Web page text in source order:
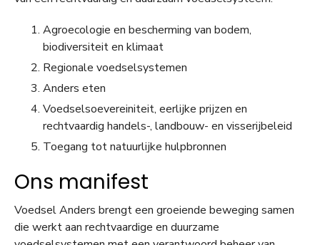
Agroecologie en bescherming van bodem,
biodiversiteit en klimaat
Regionale voedselsystemen
Anders eten
Voedselsoevereiniteit, eerlijke prijzen en
rechtvaardig handels-, landbouw- en visserijbeleid
Toegang tot natuurlijke hulpbronnen
Ons manifest
Voedsel Anders brengt een groeiende beweging samen
die werkt aan rechtvaardige en duurzame